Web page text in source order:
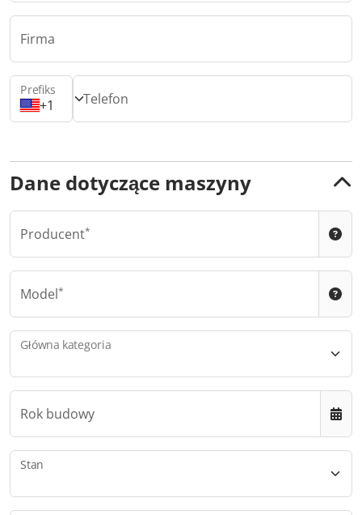
Firma
Prefiks
+1 Telefon
Dane dotyczące maszyny
Producent
Model
Główna kategoria
Rok budowy
Stan